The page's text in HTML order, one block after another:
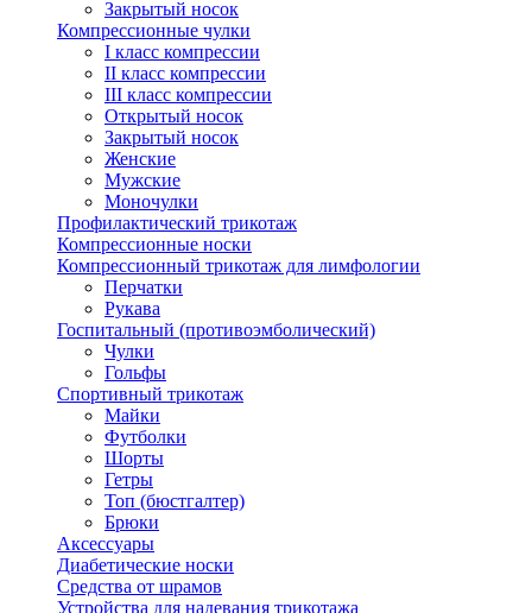
Закрытый носок
Компрессионные чулки
I класс компрессии
II класс компрессии
III класс компрессии
Открытый носок
Закрытый носок
Женские
Мужские
Моночулки
Профилактический трикотаж
Компрессионные носки
Компрессионный трикотаж для лимфологии
Перчатки
Рукава
Госпитальный (противоэмболический)
Чулки
Гольфы
Спортивный трикотаж
Майки
Футболки
Шорты
Гетры
Топ (бюстгалтер)
Брюки
Аксессуары
Диабетические носки
Средства от шрамов
Устройства для надевания трикотажа